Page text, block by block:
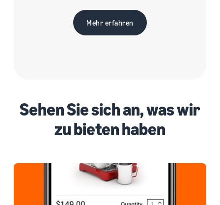
Mehr erfahren
Sehen Sie sich an, was wir
zu bieten haben